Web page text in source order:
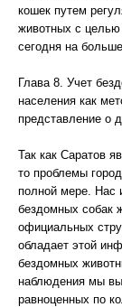
кошек путем
животных с целью
сегодня на
Глава 8. Учет
населения как
представление о
Так как Саратов
то проблемы
полной мере. Нас
бездомных собак
официальных
обладает этой
бездомных
наблюдения мы
равноценных по